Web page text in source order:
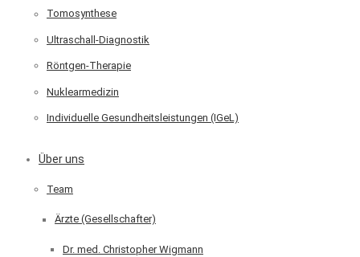
Tomosynthese
Ultraschall-Diagnostik
Röntgen-Therapie
Nuklearmedizin
Individuelle Gesundheitsleistungen (IGeL)
Über uns
Team
Ärzte (Gesellschafter)
Dr. med. Christopher Wigmann